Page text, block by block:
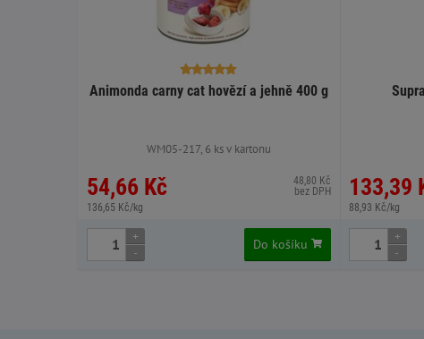
Animonda carny cat hovězí a jehně 400 g
WM05-217, 6 ks v kartonu
54,66 Kč
136,65 Kč/kg
48,80 Kč
bez DPH
+
-
Do košíku
133,39
88,93 Kč/kg
+
-